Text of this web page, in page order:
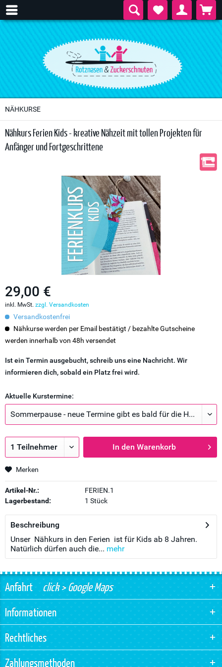
NÄHKURSE
Nähkurs Ferien Kids - kreative Nähzeit mit tollen Projekten für
Anfänger und Fortgeschrittene
29,00 €
inkl. MwSt. zzgl. Versandkosten
Versandkostenfrei
Nähkurse werden per Email bestätigt / bezahlte Gutscheine
werden innerhalb von 48h versendet
Ist ein Termin ausgebucht, schreib uns eine Nachricht. Wir
informieren dich, sobald ein Platz frei wird.
Aktuelle Kurstermine:
In den Warenkorb
Merken
Artikel-Nr.:
FERIEN.1
Lagerbestand:
1 Stück
Beschreibung
Unser Nähkurs in den Ferien ist für Kids ab 8 Jahren.
Natürlich dürfen auch die... mehr
Anfahrtclick > Google Maps
Informationen
Rechtliches
Zahlungsmethoden